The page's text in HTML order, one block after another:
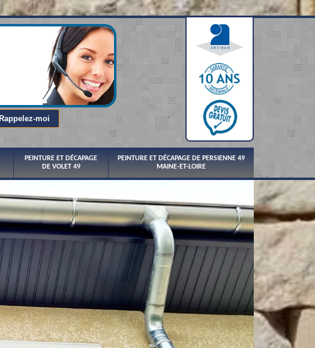
PEINTURE ET DÉCAPAGE
DE VOLET 49
PEINTURE ET DÉCAPAGE DE PERSIENNE 49
MAINE-ET-LOIRE